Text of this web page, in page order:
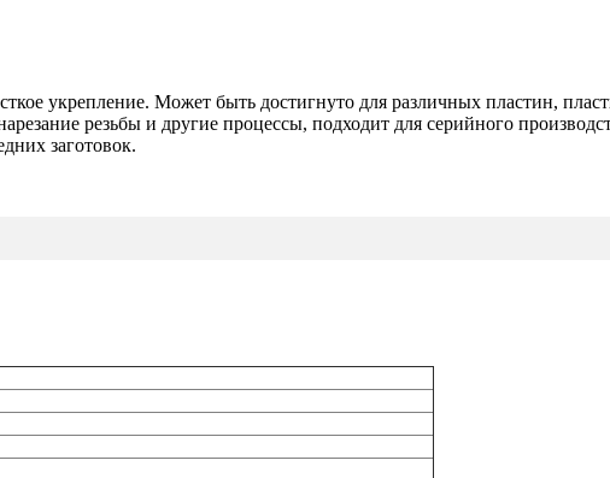
укрепление. Может быть достигнуто для различных пластин,
резьбы и другие процессы, подходит для серийного
заготовок.